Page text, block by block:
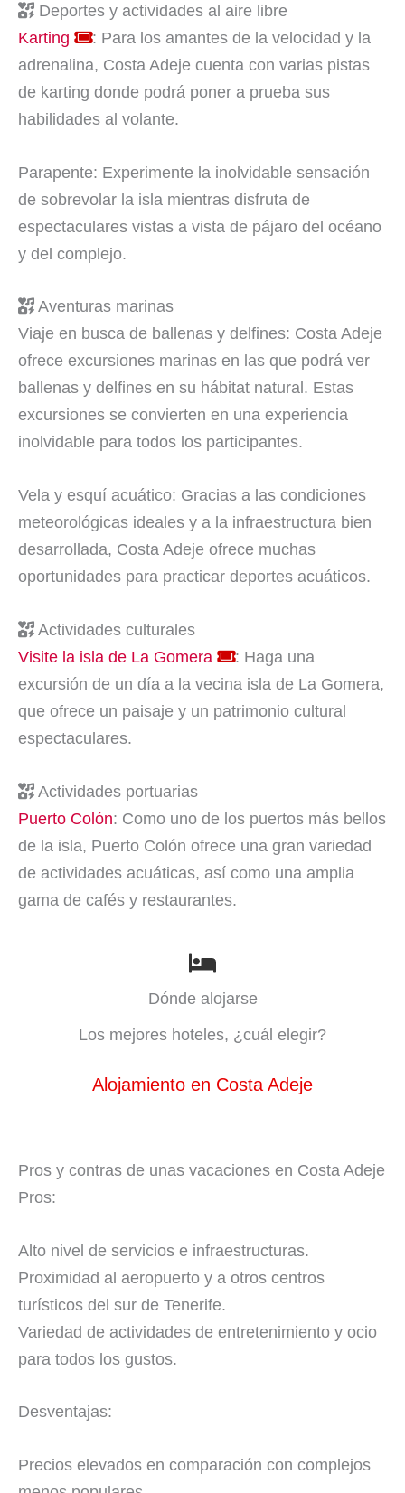
Deportes y actividades al aire libre
Karting
: Para los amantes de la velocidad y la
adrenalina, Costa Adeje cuenta con varias pistas
de karting donde podrá poner a prueba sus
habilidades al volante.
Parapente: Experimente la inolvidable sensación
de sobrevolar la isla mientras disfruta de
espectaculares vistas a vista de pájaro del océano
y del complejo.
Aventuras marinas
Viaje en busca de ballenas y delfines: Costa Adeje
ofrece excursiones marinas en las que podrá ver
ballenas y delfines en su hábitat natural. Estas
excursiones se convierten en una experiencia
inolvidable para todos los participantes.
Vela y esquí acuático: Gracias a las condiciones
meteorológicas ideales y a la infraestructura bien
desarrollada, Costa Adeje ofrece muchas
oportunidades para practicar deportes acuáticos.
Actividades culturales
Visite la isla de La Gomera
: Haga una
excursión de un día a la vecina isla de La Gomera,
que ofrece un paisaje y un patrimonio cultural
espectaculares.
Actividades portuarias
Puerto Colón: Como uno de los puertos más bellos
de la isla, Puerto Colón ofrece una gran variedad
de actividades acuáticas, así como una amplia
gama de cafés y restaurantes.
Dónde alojarse
Los mejores hoteles, ¿cuál elegir?
Alojamiento en Costa Adeje
Pros y contras de unas vacaciones en Costa Adeje
Pros:
Alto nivel de servicios e infraestructuras.
Proximidad al aeropuerto y a otros centros
turísticos del sur de Tenerife.
Variedad de actividades de entretenimiento y ocio
para todos los gustos.
Desventajas:
Precios elevados en comparación con complejos